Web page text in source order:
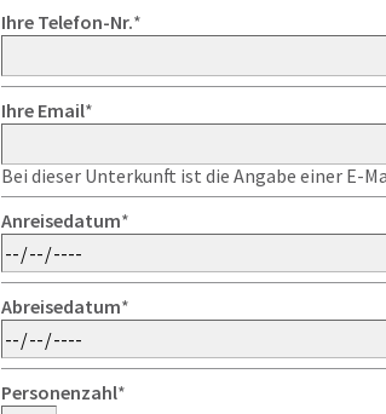
Ihre Telefon-Nr.*
Ihre Email*
Bei dieser Unterkunft ist die Angabe einer E-
Anreisedatum*
Abreisedatum*
Personenzahl*